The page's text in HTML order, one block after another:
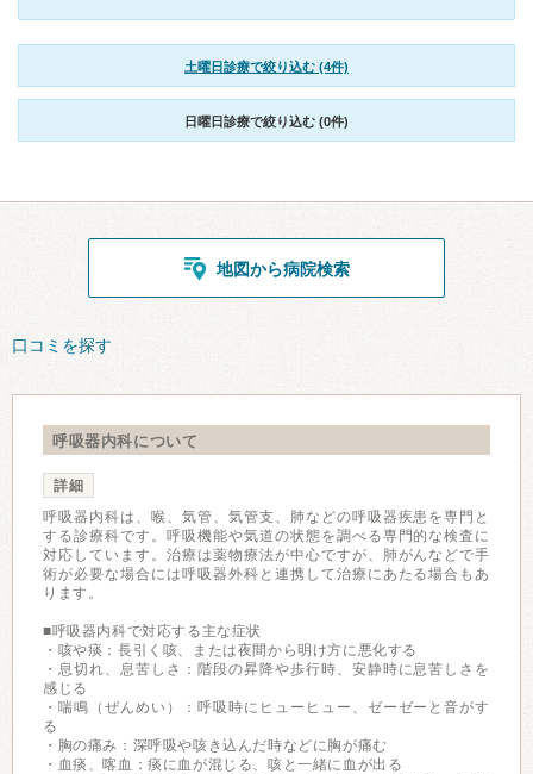
土曜日診療で絞り込む (4件)
日曜日診療で絞り込む (0件)
地図から病院検索
口コミを探す
呼吸器内科について
詳細
呼吸器内科は、喉、気管、気管支、肺などの呼吸器疾患を専門と
する診療科です。呼吸機能や気道の状態を調べる専門的な検査に
対応しています。治療は薬物療法が中心ですが、肺がんなどで手
術が必要な場合には呼吸器外科と連携して治療にあたる場合もあ
ります。
■呼吸器内科で対応する主な症状
・咳や痰：長引く咳、または夜間から明け方に悪化する
・息切れ、息苦しさ：階段の昇降や歩行時、安静時に息苦しさを
感じる
・喘鳴（ぜんめい）：呼吸時にヒューヒュー、ゼーゼーと音がす
る
・胸の痛み：深呼吸や咳き込んだ時などに胸が痛む
・血痰、喀血：痰に血が混じる、咳と一緒に血が出る